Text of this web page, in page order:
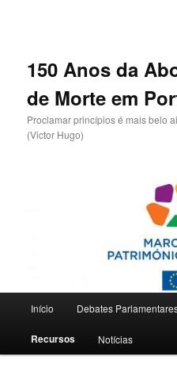
primário150 Anos da
de Morte em
Proclamar princípios é mais belo
(Victor Hugo)
principal
Início Debates
Recursos Notícias